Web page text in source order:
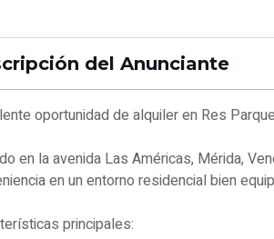
del Anunciante
oportunidad de alquiler en Res
en la avenida Las Américas, Mérida,
en un entorno residencial bien
principales: